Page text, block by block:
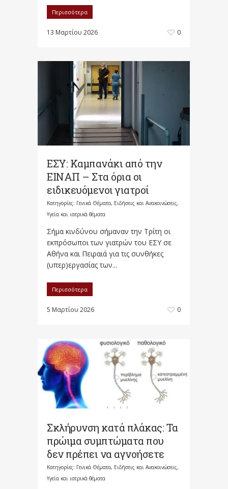
Περισσότερα
13 Μαρτίου 2026 0
ΕΣΥ: Καμπανάκι από την
ΕΙΝΑΠ – Στα όρια οι
ειδικευόμενοι γιατροί
Κατηγορίες: Γενικά Θέματα, Ειδήσεις και Ανακοινώσεις,
Υγεία και ιατρικά θέματα
Σήμα κινδύνου σήμαναν την Τρίτη οι
εκπρόσωποι των γιατρών του ΕΣΥ σε
Αθήνα και Πειραιά για τις συνθήκες
(υπερ)εργασίας των...
Περισσότερα
5 Μαρτίου 2026 0
Σκλήρυνση κατά πλάκας: Τα
πρώιμα συμπτώματα που
δεν πρέπει να αγνοήσετε
Κατηγορίες: Γενικά Θέματα, Ειδήσεις και Ανακοινώσεις,
Υγεία και ιατρικά θέματα